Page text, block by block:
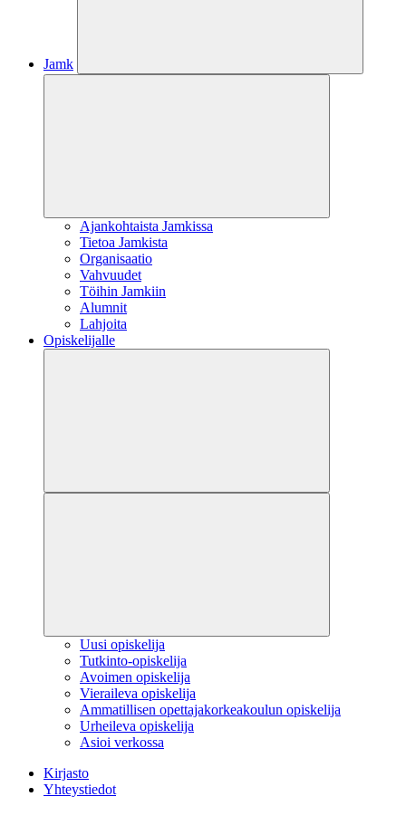
Jamk
Ajankohtaista Jamkissa
Tietoa Jamkista
Organisaatio
Vahvuudet
Töihin Jamkiin
Alumnit
Lahjoita
Opiskelijalle
Uusi opiskelija
Tutkinto-opiskelija
Avoimen opiskelija
Vieraileva opiskelija
Ammatillisen opettajakorkeakoulun opiskelija
Urheileva opiskelija
Asioi verkossa
Kirjasto
Yhteystiedot